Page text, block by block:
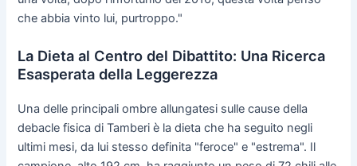
che abbia vinto lui, purtroppo."
La Dieta al Centro del Dibattito: Una Ricerca
Esasperata della Leggerezza
Una delle principali ombre allungatesi sulle cause della
debacle fisica di Tamberi è la dieta che ha seguito negli
ultimi mesi, da lui stesso definita "feroce" e "estrema". Il